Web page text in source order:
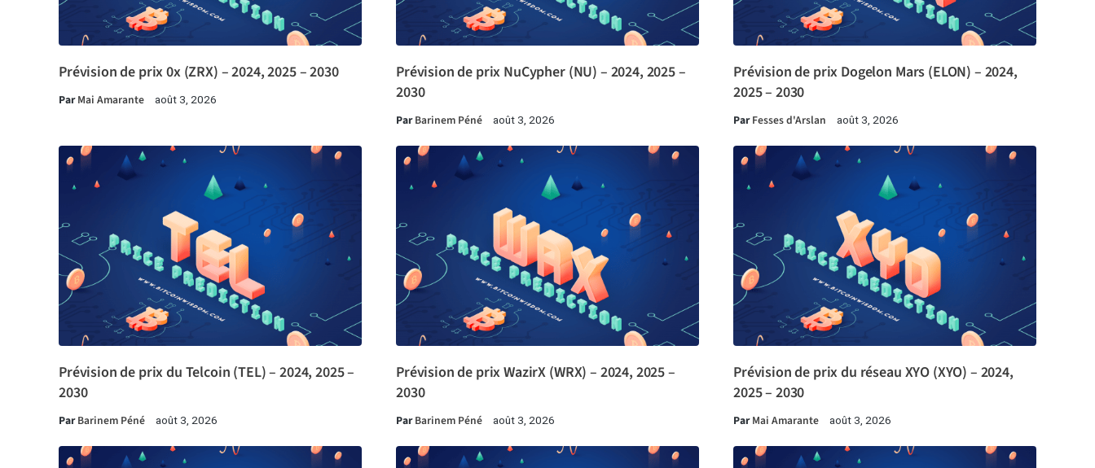
Prévision de prix 0x (ZRX) – 2024, 2025 – 2030
ParMai Amarante août 3, 2026
Prévision de prix NuCypher (NU) – 2024, 2025 –
2030
ParBarinem Péné août 3, 2026
Prévision de prix Dogelon Mars (ELON) – 2024,
2025 – 2030
ParFesses d'Arslan août 3, 2026
Prévision de prix du Telcoin (TEL) – 2024, 2025 –
2030
ParBarinem Péné août 3, 2026
Prévision de prix WazirX (WRX) – 2024, 2025 –
2030
ParBarinem Péné août 3, 2026
Prévision de prix du réseau XYO (XYO) – 2024,
2025 – 2030
ParMai Amarante août 3, 2026